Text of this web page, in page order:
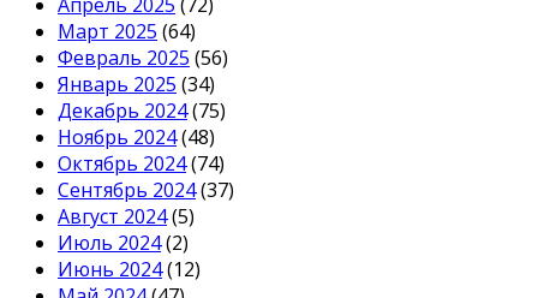
Март 2025 (64)
Февраль 2025 (56)
Январь 2025 (34)
Декабрь 2024(75)
Ноябрь 2024(48)
Октябрь 2024(74)
Сентябрь 2024(37)
Август 2024(5)
Июль 2024(2)
Июнь 2024(12)